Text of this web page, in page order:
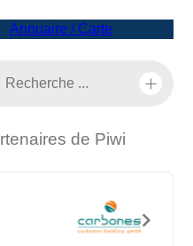
Annuaire / Carte
de Piwi